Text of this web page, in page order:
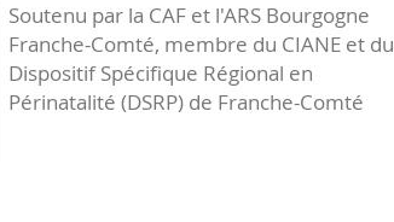
Soutenu par la CAF et l'ARS Bourgogne
Franche-Comté, membre du CIANE et du
Dispositif Spécifique Régional en
Périnatalité (DSRP) de Franche-Comté